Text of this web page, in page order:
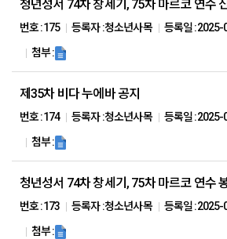
청년성서 74차 창세기, 75차 마르코 연수
번호 :175 등록자 :청소년사목 등록일 :2025-
첨부 :
제35차 비다 누에바 공지
번호 :174 등록자 :청소년사목 등록일 :2025-
첨부 :
청년성서 74차 창세기, 75차 마르코 연수
번호 :173 등록자 :청소년사목 등록일 :2025-
첨부 :